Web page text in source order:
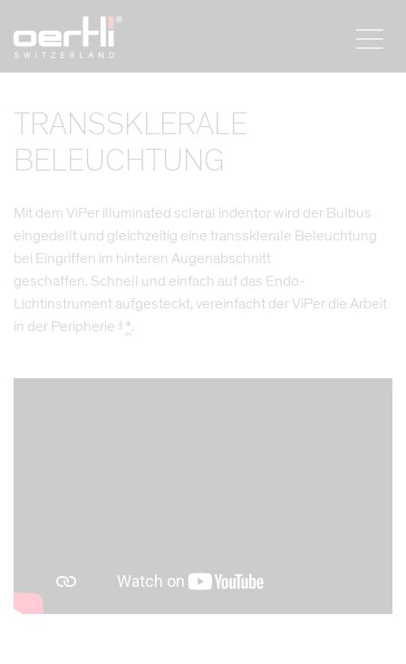
TRANSSKLERALE
BELEUCHTUNG
Mit dem ViPer illuminated scleral indentor wird der Bulbus
eingedellt und gleichzeitig eine transsklerale Beleuchtung
bei Eingriffen im hinteren Augenabschnitt
geschaffen. Schnell und einfach auf das Endo-
Lichtinstrument aufgesteckt, vereinfacht der ViPer die Arbeit
in der Peripherie 4 *.